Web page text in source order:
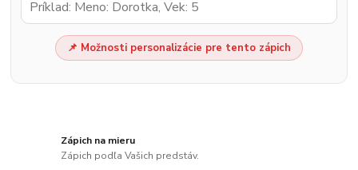
📌 Možnosti personalizácie pre tento zápich
Zápich na mieru
Zápich podľa Vašich predstáv.